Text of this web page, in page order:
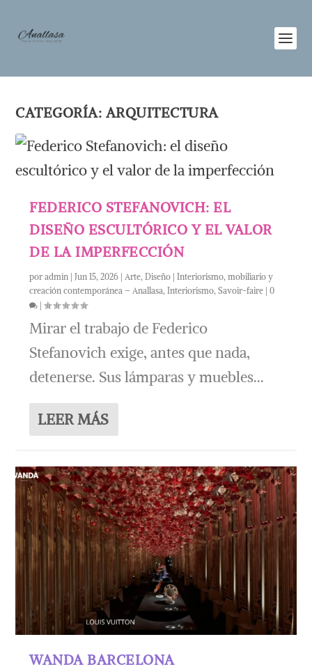
CATEGORÍA: ARQUITECTURA
FEDERICO STEFANOVICH: EL
DISEÑO ESCULTÓRICO Y EL VALOR
DE LA IMPERFECCIÓN
poradmin |Jun 15, 2026 |Arte,Diseño | Interiorismo, mobiliario y
creación contemporánea – Anallasa,Interiorismo,Savoir-faire |0
|
Mirar el trabajo de Federico
Stefanovich exige, antes que nada,
detenerse. Sus lámparas y muebles...
LEER MÁS
WANDA BARCELONA